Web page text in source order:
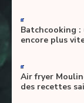
-
Batchcooking
encore plus
-
Air fryer
des recettes